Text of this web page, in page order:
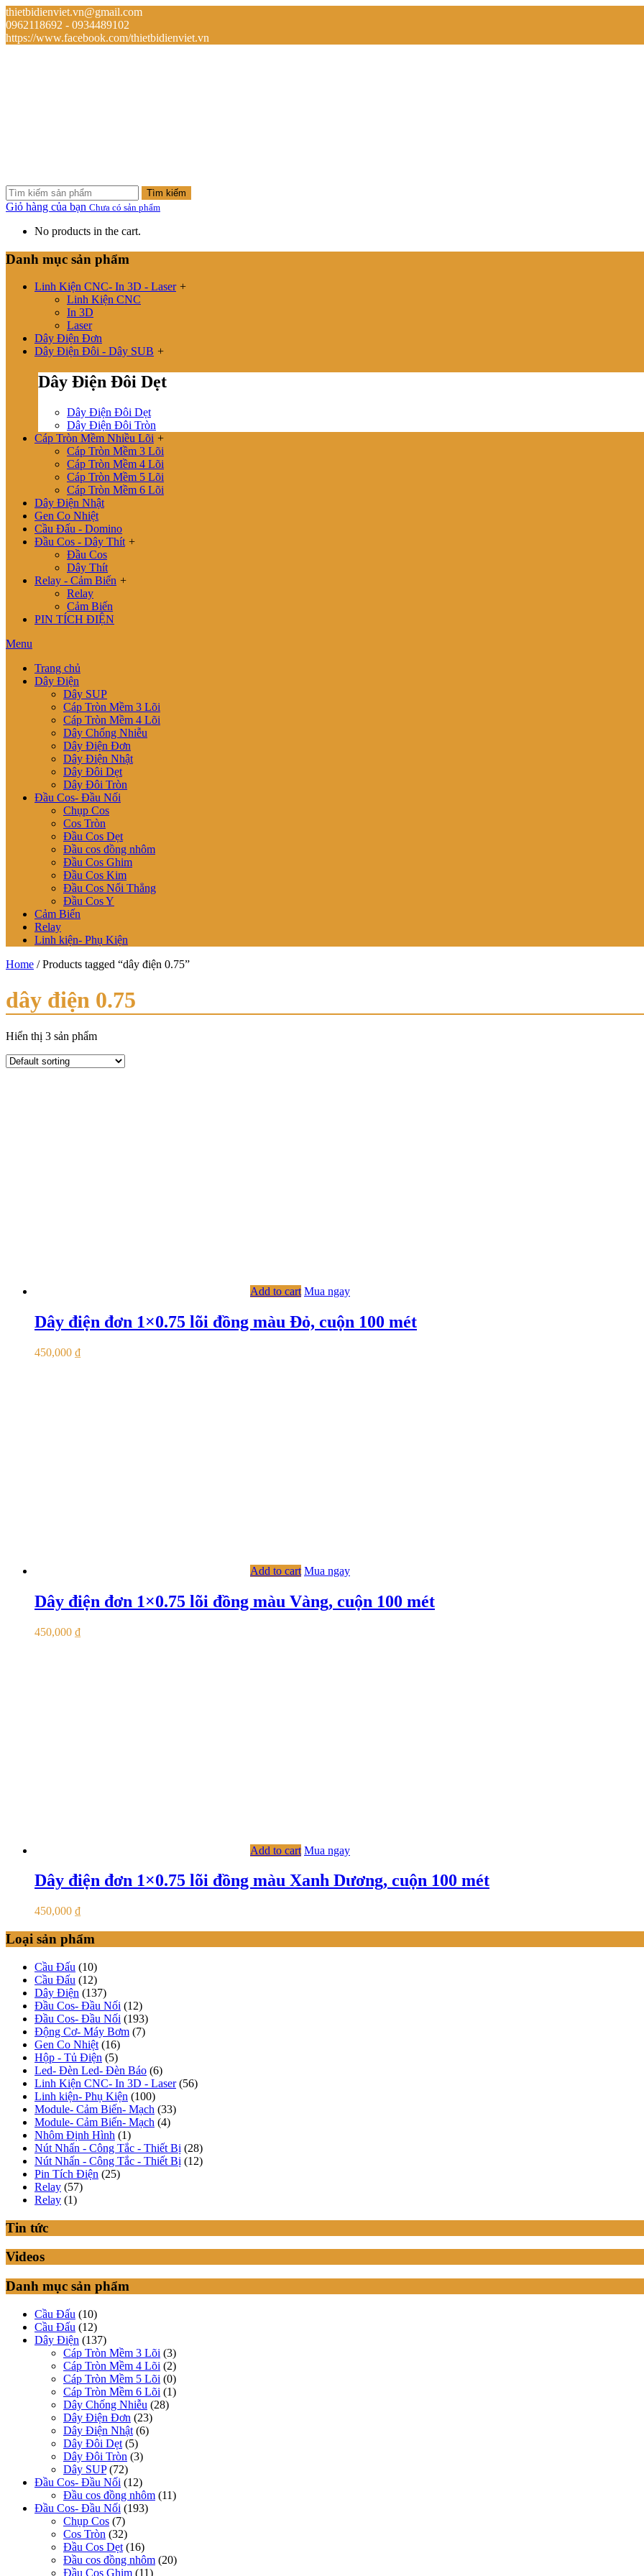
thietbidienviet.vn@gmail.com
0962118692 - 0934489102
https://www.facebook.com/thietbidienviet.vn
Tìm kiếm
Giỏ hàng của bạn Chưa có sản phẩm
No products in the cart.
Danh mục sản phẩm
Linh Kiện CNC- In 3D - Laser +
Linh Kiện CNC
In 3D
Laser
Dây Điện Đơn
Dây Điện Đôi - Dây SUB +
Dây Điện Đôi Dẹt
Dây Điện Đôi Dẹt
Dây Điện Đôi Tròn
Cáp Tròn Mềm Nhiều Lõi +
Cáp Tròn Mềm 3 Lõi
Cáp Tròn Mềm 4 Lõi
Cáp Tròn Mềm 5 Lõi
Cáp Tròn Mềm 6 Lõi
Dây Điện Nhật
Gen Co Nhiệt
Cầu Đấu - Domino
Đầu Cos - Dây Thít +
Đầu Cos
Dây Thít
Relay - Cảm Biến +
Relay
Cảm Biến
PIN TÍCH ĐIỆN
Menu
Trang chủ
Dây Điện
Dây SUP
Cáp Tròn Mềm 3 Lõi
Cáp Tròn Mềm 4 Lõi
Dây Chống Nhiễu
Dây Điện Đơn
Dây Điện Nhật
Dây Đôi Dẹt
Dây Đôi Tròn
Đầu Cos- Đầu Nối
Chụp Cos
Cos Tròn
Đầu Cos Dẹt
Đầu cos đồng nhôm
Đầu Cos Ghim
Đầu Cos Kim
Đầu Cos Nối Thẳng
Đầu Cos Y
Cảm Biến
Relay
Linh kiện- Phụ Kiện
Home / Products tagged “dây điện 0.75”
dây điện 0.75
Hiển thị 3 sản phẩm
Add to cart Mua ngay
Dây điện đơn 1×0.75 lõi đồng màu Đỏ, cuộn 100 mét
450,000 ₫
Add to cart Mua ngay
Dây điện đơn 1×0.75 lõi đồng màu Vàng, cuộn 100 mét
450,000 ₫
Add to cart Mua ngay
Dây điện đơn 1×0.75 lõi đồng màu Xanh Dương, cuộn 100 mét
450,000 ₫
Loại sản phẩm
Cầu Đấu (10)
Cầu Đấu (12)
Dây Điện (137)
Đầu Cos- Đầu Nối (12)
Đầu Cos- Đầu Nối (193)
Động Cơ- Máy Bơm (7)
Gen Co Nhiệt (16)
Hộp - Tủ Điện (5)
Led- Đèn Led- Đèn Báo (6)
Linh Kiện CNC- In 3D - Laser (56)
Linh kiện- Phụ Kiện (100)
Module- Cảm Biến- Mạch (33)
Module- Cảm Biến- Mạch (4)
Nhôm Định Hình (1)
Nút Nhấn - Công Tắc - Thiết Bị (28)
Nút Nhấn - Công Tắc - Thiết Bị (12)
Pin Tích Điện (25)
Relay (57)
Relay (1)
Tin tức
Videos
Danh mục sản phẩm
Cầu Đấu (10)
Cầu Đấu (12)
Dây Điện (137)
Cáp Tròn Mềm 3 Lõi (3)
Cáp Tròn Mềm 4 Lõi (2)
Cáp Tròn Mềm 5 Lõi (0)
Cáp Tròn Mềm 6 Lõi (1)
Dây Chống Nhiễu (28)
Dây Điện Đơn (23)
Dây Điện Nhật (6)
Dây Đôi Dẹt (5)
Dây Đôi Tròn (3)
Dây SUP (72)
Đầu Cos- Đầu Nối (12)
Đầu cos đồng nhôm (11)
Đầu Cos- Đầu Nối (193)
Chụp Cos (7)
Cos Tròn (32)
Đầu Cos Dẹt (16)
Đầu cos đồng nhôm (20)
Đầu Cos Ghim (11)